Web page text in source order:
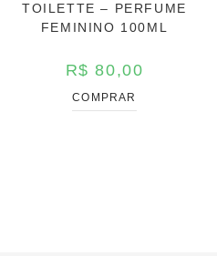
TOILETTE – PERFUME
FEMININO 100ML
R$ 80,00
COMPRAR